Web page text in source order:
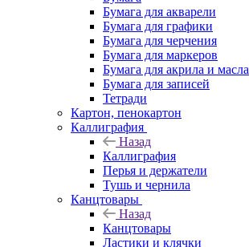
Бумага для акварели
Бумага для графики
Бумага для черчения
Бумага для маркеров
Бумага для акрила и масла
Бумага для записей
Тетради
Картон, пенокартон
Каллиграфия
Назад
Каллиграфия
Перья и держатели
Тушь и чернила
Канцтовары
Назад
Канцтовары
Ластики и клячки